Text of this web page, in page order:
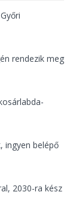
rendezik meg
ingyen belépő
2030-ra kész